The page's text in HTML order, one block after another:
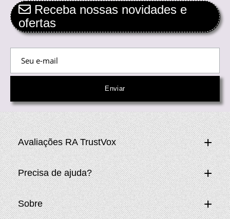
Receba nossas novidades e
ofertas
Avaliações RA TrustVox
Precisa de ajuda?
Sobre